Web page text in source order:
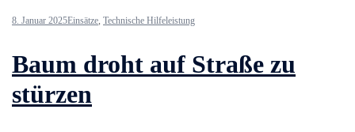
8. Januar 2025Einsätze, Technische Hilfeleistung
Baum droht auf Straße zu
stürzen